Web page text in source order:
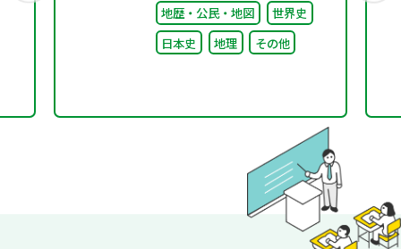
地歴・公民・地図
世界史
日本史
地理 その他